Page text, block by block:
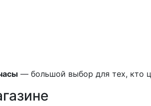
— большой выбор для тех, кто